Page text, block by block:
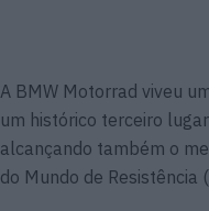
A BMW Motorrad viveu
um histórico terceiro
alcançando também o
do Mundo de Resistência